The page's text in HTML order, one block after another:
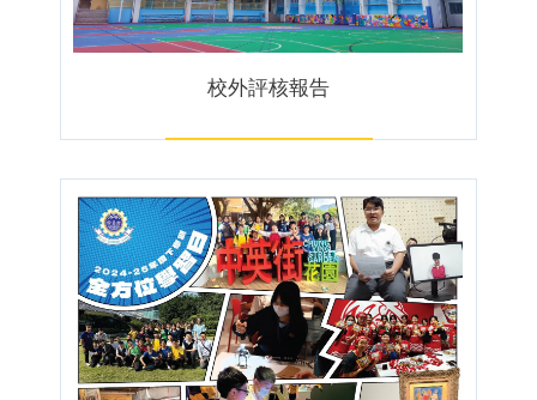
校外評核報告